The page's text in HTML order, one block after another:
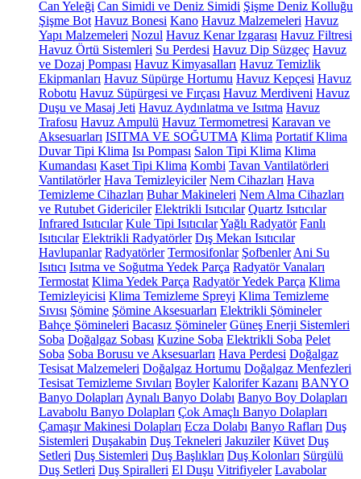
Can Yeleği Can Simidi ve Deniz Simidi Şişme Deniz Kolluğu
Şişme Bot Havuz Bonesi Kano Havuz Malzemeleri Havuz
Yapı Malzemeleri Nozul Havuz Kenar Izgarası Havuz Filtresi
Havuz Örtü Sistemleri Su Perdesi Havuz Dip Süzgeç Havuz
ve Dozaj Pompası Havuz Kimyasalları Havuz Temizlik
Ekipmanları Havuz Süpürge Hortumu Havuz Kepçesi Havuz
Robotu Havuz Süpürgesi ve Fırçası Havuz Merdiveni Havuz
Duşu ve Masaj Jeti Havuz Aydınlatma ve Isıtma Havuz
Trafosu Havuz Ampulü Havuz Termometresi Karavan ve
Aksesuarları ISITMA VE SOĞUTMA Klima Portatif Klima
Duvar Tipi Klima Isı Pompası Salon Tipi Klima Klima
Kumandası Kaset Tipi Klima Kombi Tavan Vantilatörleri
Vantilatörler Hava Temizleyiciler Nem Cihazları Hava
Temizleme Cihazları Buhar Makineleri Nem Alma Cihazları
ve Rutubet Gidericiler Elektrikli Isıtıcılar Quartz Isıtıcılar
Infrared Isıtıcılar Kule Tipi IsıtıcılarYağlı Radyatör Fanlı
Isıtıcılar Elektrikli Radyatörler Dış Mekan Isıtıcılar
Havlupanlar Radyatörler Termosifonlar Şofbenler Ani Su
Isıtıcı Isıtma ve Soğutma Yedek Parça Radyatör Vanaları
Termostat Klima Yedek Parça Radyatör Yedek Parça Klima
Temizleyicisi Klima Temizleme Spreyi Klima Temizleme
Sıvısı Şömine Şömine Aksesuarları Elektrikli Şömineler
Bahçe Şömineleri Bacasız Şömineler Güneş Enerji Sistemleri
Soba Doğalgaz Sobası Kuzine Soba Elektrikli Soba Pelet
Soba Soba Borusu ve Aksesuarları Hava Perdesi Doğalgaz
Tesisat Malzemeleri Doğalgaz Hortumu Doğalgaz Menfezleri
Tesisat Temizleme Sıvıları Boyler Kalorifer Kazanı BANYO
Banyo Dolapları Aynalı Banyo Dolabı Banyo Boy Dolapları
Lavabolu Banyo Dolapları Çok Amaçlı Banyo Dolapları
Çamaşır Makinesi Dolapları Ecza Dolabı Banyo Rafları Duş
Sistemleri Duşakabin Duş Tekneleri Jakuziler Küvet Duş
Setleri Duş Sistemleri Duş Başlıkları Duş Kolonları Sürgülü
Duş Setleri Duş Spiralleri El Duşu Vitrifiyeler Lavabolar